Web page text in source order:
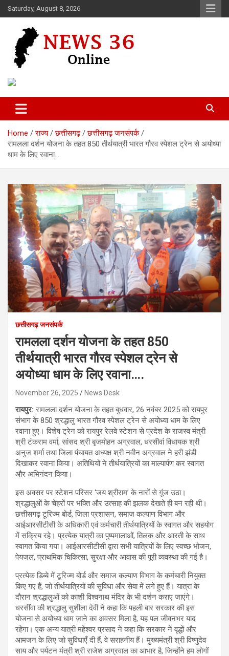
Skip
to
Saturday, August 8, 2026
News 36
Home राज्य छत्तीसगढ़
छत्तीसगढ़ जनसंपर्क
रामलला दर्शन योजना के तहत 850 तीर्थयात्री भारत गौरव स्पेशल ट्रेन से अयोध्या
धाम के लिए रवाना….
छत्तीसगढ़ जनसंपर्क
रामलला दर्शन योजना के तहत 850
तीर्थयात्री भारत गौरव स्पेशल ट्रेन से
अयोध्या धाम के लिए रवाना….
November 26, 2025 News Desk
रायपुर:रामलला दर्शन योजना के तहत बुधवार, 26 नवंबर 2025 को रायपुर
संभाग के 850 श्रद्धालु भारत गौरव स्पेशल ट्रेन से अयोध्या धाम के लिए
रवाना हुए। विशेष ट्रेन को रायपुर रेलवे स्टेशन से प्रदेश के राजस्व मंत्री
श्री टंकराम वर्मा, सांसद श्री बृजमोहन अग्रवाल, धरसीवां विधायक श्री
अनुज शर्मा तथा जिला पंचायत अध्यक्ष श्री नवीन अग्रवाल ने हरी झंडी
दिखाकर रवाना किया। अतिथियों ने तीर्थयात्रियों का माल्यार्पण कर स्वागत
और अभिनंदन किया।
इस अवसर पर स्टेशन परिसर ‘जय श्रीराम’ के नारों से गूंज उठा।
श्रद्धालुओं के चेहरों पर भक्ति और उत्साह की झलक देखते ही बन रही थी।
छत्तीसगढ़ टूरिज्म बोर्ड, जिला प्रशासन, समाज कल्याण विभाग और
आईआरसीटीसी के अधिकारी एवं कर्मचारी तीर्थयात्रियों के स्वागत और सहयोग
में सक्रिय रहे। प्रत्येक यात्री का पुष्पमालाओं, तिलक और आरती के साथ
स्वागत किया गया। आईआरसीटीसी द्वारा सभी यात्रियों के लिए स्वच्छ भोजन,
पेयजल, प्राथमिक चिकित्सा, सुरक्षा और आवास की पूरी व्यवस्था की गई है।
प्रत्येक डिब्बे में टूरिज्म बोर्ड और समाज कल्याण विभाग के कर्मचारी नियुक्त
किए गए हैं, जो तीर्थयात्रियों की सुविधा और सेवा में लगे हुए हैं। यात्रा के
दौरान श्रद्धालुओं को काशी विश्वनाथ मंदिर के भी दर्शन कराए जाएंगे।
धरसींवा की श्रद्धालु सुशीला देवी ने कहा कि पहली बार सरकार की इस
योजना से अयोध्या धाम जाने का अवसर मिला है, यह पल जीवनभर याद
रहेगा। एक अन्य यात्री महेश्वर प्रसाद ने कहा कि सरकार ने वृद्धों और
आमजन के लिए जो सुविधाएँ दी हैं, वे सराहनीय हैं। मुख्यमंत्री श्री विष्णुदेव
साय और पर्यटन मंत्री श्री राजेश अग्रवाल का आभार है, जिन्होंने हम लोगों